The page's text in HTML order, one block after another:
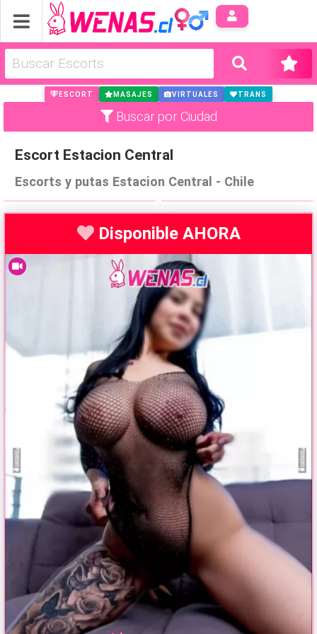
ESCORT MASAJES VIRTUALES TRANS
Buscar por Ciudad
Escort Estacion Central
Escorts y putas Estacion Central - Chile
▶
Adelina rica ecuatoriana
oral natural anal america
▶
🌹 Masajes Tántricos &
Depilación Profesional 🌹
964740460
Disponible AHORA